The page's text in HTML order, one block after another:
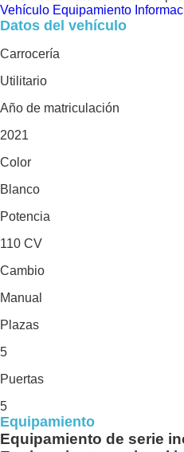
Vehículo Equipamiento
Datos del vehículo
Carrocería
Utilitario
Año de matriculación
2021
Color
Blanco
Potencia
110 CV
Cambio
Manual
Plazas
5
Puertas
5
Equipamiento
Equipamiento de serie